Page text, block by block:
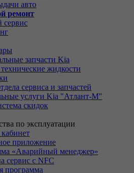
авто
ремонт
сервис
запчасти Kia
жидкости
сервиса и запчастей
услуги Kia "Атлант-М"
скидок
по эксплуатации
приложение
«Аварийный менеджер»
сервис с NFC
программа